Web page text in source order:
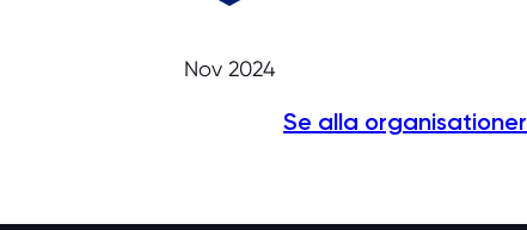
Nov 2024
Se alla organisationer